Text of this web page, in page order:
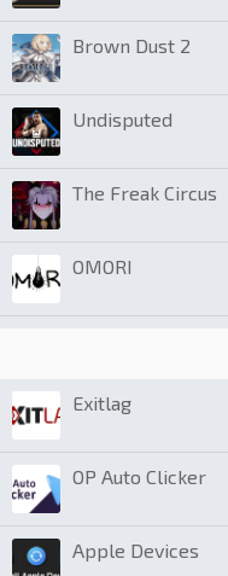
Brown Dust 2
Undisputed
The Freak Circus
OMORI
Exitlag
OP Auto Clicker
Apple Devices